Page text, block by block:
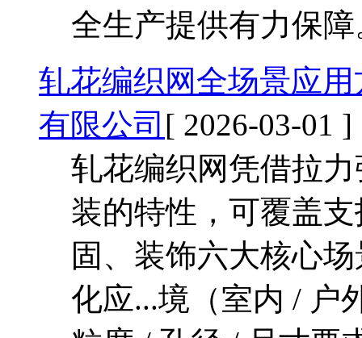
全生产提供有力保障
轧花编织网全场景应
有限公司 [ 2026-03-01 ]
轧花编织网凭借拉
装的特性，可覆盖
固、装饰六大核心
化应...境（室内 / 户